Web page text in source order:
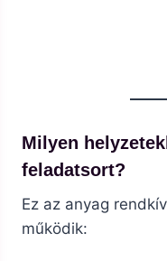
Milyen
feladatsort?
Ez az anyag
működik: